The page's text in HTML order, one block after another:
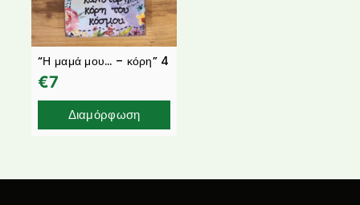
“Η μαμά μου… – κόρη” 4
€7
Διαμόρφωση